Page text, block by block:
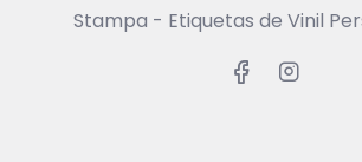
Stampa - Etiquetas de Vinil